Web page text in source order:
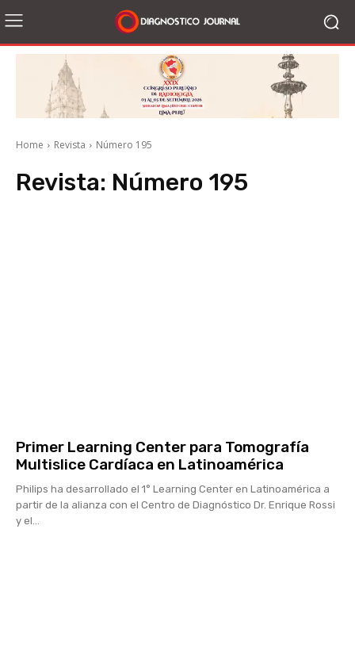
Home Revista Número 195
Revista: Número 195
Primer Learning Center para Tomografía
Multislice Cardíaca en Latinoamérica
Philips ha desarrollado el 1° Learning Center en Latinoamérica a
partir de la alianza con el Centro de Diagnóstico Dr. Enrique Rossi
y el...